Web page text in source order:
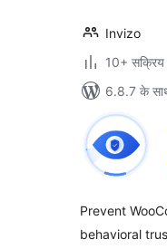
Invizo
10+ सक्रिय
6.8.7 के साथ
Prevent
behavioral